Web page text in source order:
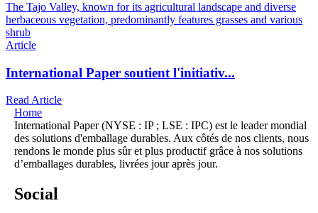
Article
International Paper soutient l'initiativ...
Read Article
Home
International Paper (NYSE : IP ; LSE : IPC) est le leader mondial
des solutions d'emballage durables. Aux côtés de nos clients, nous
rendons le monde plus sûr et plus productif grâce à nos solutions
d’emballages durables, livrées jour après jour.
Social